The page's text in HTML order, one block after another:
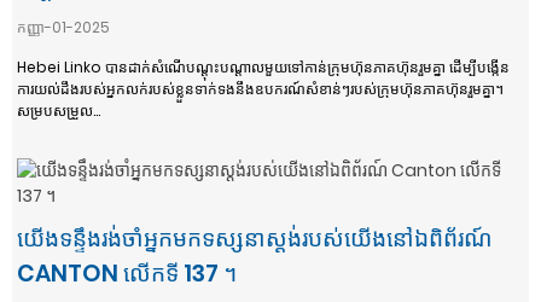
កញ្ញា-01-2025
Hebei Linko បានដាក់សំណើបណ្ដុះបណ្ដាលមួយទៅកាន់ក្រុមហ៊ុនភាគហ៊ុនរួមគ្នា ដើម្បីបង្កើន
ការយល់ដឹងរបស់អ្នកលក់របស់ខ្លួនទាក់ទងនឹងឧបករណ៍សំខាន់ៗរបស់ក្រុមហ៊ុនភាគហ៊ុនរួមគ្នា។
សម្របសម្រួល...
យើងទន្ទឹងរង់ចាំអ្នកមកទស្សនាស្តង់របស់យើងនៅឯពិព័រណ៍
CANTON លើកទី 137 ។